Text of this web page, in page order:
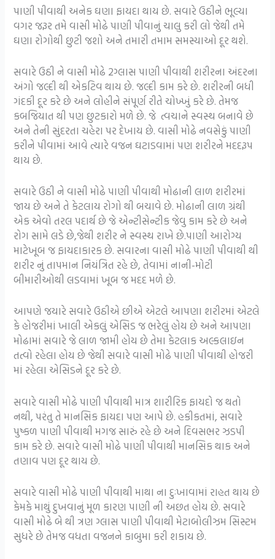
પાણી પીવાથી અનેક ઘણા ફાયદા થાય છે. સવારે ઉઠીને ભૂલ્યા
વગર જરૂર તમે વાસી મોઢે પાણી પીવાનું ચાલુ કરી લો જેથી તમે
ઘણા રોગોથી છુટી જશો અને તમારી તમામ સમસ્યાઓ દૂર થશે.
સવારે ઉઠી ને વાસી મોઢે 2ગ્લાસ પાણી પીવાથી શરીરના અંદરના
અંગો જલ્દી થી એકટિવ થાય છે. જલ્દી કામ કરે છે. શરીરની બધી
ગંદકી દૂર કરે છે અને લોહીને સંપૂર્ણ રીતે ચોખ્ખું કરે છે. તેમજ
કબજિયાત થી પણ છુટકારો મળે છે. જે ત્વચાને સ્વસ્થ બનાવે છે
અને તેની સુંદરતા ચહેરા પર દેખાય છે. વાસી મોઢે નવસેકું પાણી
કરીને પીવામાં આવે ત્યારે વજન ઘટાડવામાં પણ શરીરને મદદરૂપ
થાય છે.
સવારે ઉઠી ને વાસી મોઢે પાણી પીવાથી મોઢાની લાળ શરીરમાં
જાય છે અને તે કેટલાય રોગો થી બચાવે છે. મોઢાની લાળ ગ્રંથી
એક એવો તરલ પદાર્થ છે જે એન્ટીસેન્ટીક જેવુ કામ કરે છે અને
રોગ સામે લડે છે,જેથી શરીર ને સ્વસ્થ રાખે છે.પાણી આરોગ્ય
માટેખૂબ જ ફાયદાકારક છે. સવારના વાસી મોઢે પાણી પીવાથી થી
શરીર નું તાપમાન નિયંત્રિત રહે છે, તેવામાં નાની-મોટી
બીમારીઓથી લડવામાં ખૂબ જ મદદ મળે છે.
આપણે જયારે સવારે ઉઠીએ છીએ એટલે આપણા શરીરમાં એટલે
કે હોજરીમાં ખાલી એકલું એસિડ જ ભરેલું હોય છે અને આપણા
મોઢામાં સવારે જે લાળ જામી હોય છે તેમા કેટલાક અલ્કલાઇન
તત્વો રહેલા હોય છે જેથી સવારે વાસી મોઢે પાણી પીવાથી હોજરી
માં રહેલા એસિડને દૂર કરે છે.
સવારે વાસી મોઢે પાણી પીવાથી માત્ર શારીરિક ફાયદો જ થતો
નથી, પરંતુ તે માનસિક ફાયદા પણ આપે છે. હકીકતમાં, સવારે
પુષ્કળ પાણી પીવાથી મગજ સારું રહે છે અને દિવસભર ઝડપી
કામ કરે છે. સવારે વાસી મોઢે પાણી પીવાથી માનસિક થાક અને
તણાવ પણ દૂર થાય છે.
સવારે વાસી મોઢે પાણી પીવાથી માથા ના દુઃખાવામાં રાહત થાય છે
કેમકે માથું દુખવાનું મૂળ કારણ પાણી ની અછત હોય છે. સવારે
વાસી મોઢે બે થી ત્રણ ગ્લાસ પાણી પીવાથી મેટાબોલીઝમ સિસ્ટમ
સુધરે છે તેમજ વધતા વજનને કાબુમા કરી શકાય છે.